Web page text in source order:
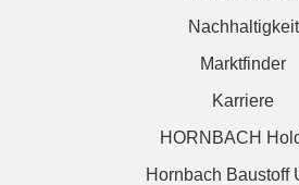
Nachhaltigkeit
Marktfinder
Karriere
HORNBACH
Hornbach Baustoff